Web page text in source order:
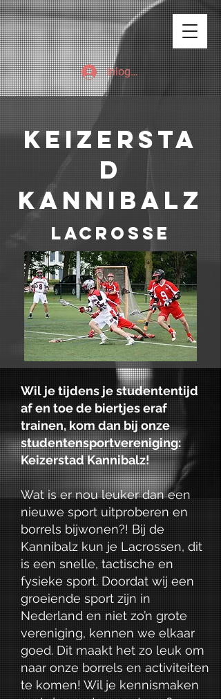
Inloggen
keizersta
d
kannibalz
lacrosse
Wil je tijdens je studententijd
af en toe de biertjes eraf
trainen, kom dan bij onze
studentensportvereniging:
Keizerstad Kannibalz!
Wat is er nou leuker dan een
nieuwe sport uitproberen en
borrels bijwonen?! Bij de
Kannibalz kun je Lacrossen, dit
is een snelle, tactische en
fysieke sport. Doordat wij een
groeiende sport zijn in
Nederland en niet zo’n grote
vereniging, kennen we elkaar
goed. Dit maakt het zo leuk om
naar onze borrels en activiteiten
te komen! Wil je kennismaken